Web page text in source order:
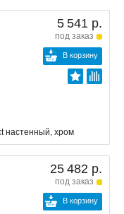
5 541 р.
под заказ
В корзину
настенный, хром
25 482 р.
под заказ
В корзину